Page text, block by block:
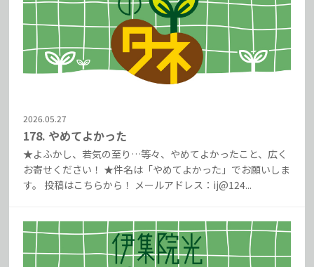
2026.05.27
178. やめてよかった
★よふかし、若気の至り…等々、やめてよかったこと、広く
お寄せください！ ★件名は「やめてよかった」でお願いしま
す。 投稿はこちらから！ メールアドレス：ij@124...